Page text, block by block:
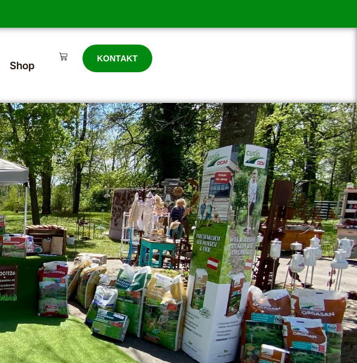
KONTAKT
Shop